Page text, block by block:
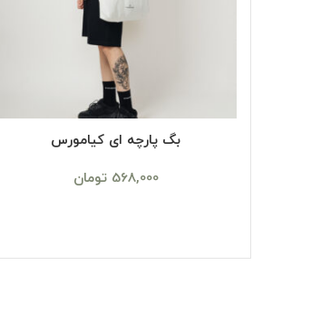
SELECT OPTIONS
بگ پارچه ای کیامورس
568,000 تومان